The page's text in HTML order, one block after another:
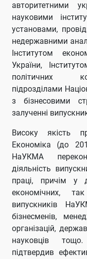
авторитетними
науковими
установами,
недержавними
Інститутом
України,
політичних
підрозділами
з бізнесовими
залученні
Високу якість
Економіка (до
НаУКМА
діяльність
праці, причім у
економічних,
випускників
бізнесменів,
організацій,
науковців
підтвердив